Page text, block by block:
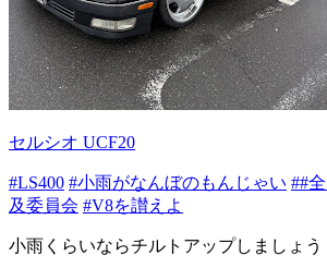
セルシオ UCF20
#LS400 #小雨がなんぼのもんじゃい ##
及委員会 #V8を讃えよ
小雨くらいならチルトアップしましょ